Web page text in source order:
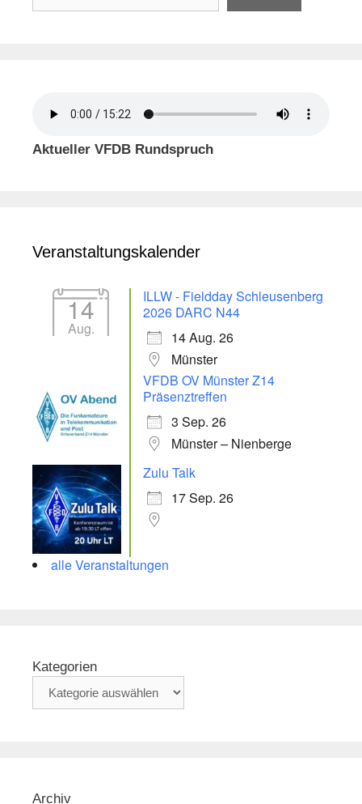
Aktueller VFDB Rundspruch
Veranstaltungskalender
14
Aug.
ILLW - Fieldday Schleusenberg
2026 DARC N44
14 Aug. 26
Münster
VFDB OV Münster Z14
Präsenztreffen
3 Sep. 26
Münster – Nienberge
Zulu Talk
17 Sep. 26
alle Veranstaltungen
Kategorien
Archiv